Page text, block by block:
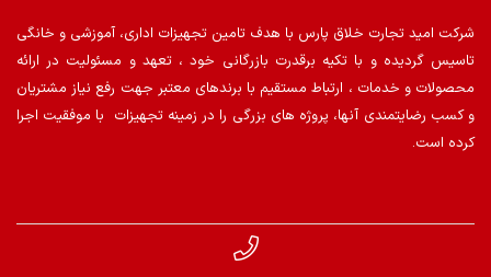
شرکت امید تجارت خلاق پارس با هدف تامین تجهیزات اداری، آموزشی و خانگی
تاسیس گردیده و با تکیه برقدرت بازرگانی خود ، تعهد و مسئولیت در ارائه
محصولات و خدمات ، ارتباط مستقیم با برندهای معتبر جهت رفع نیاز مشتریان
و کسب رضایتمندی آنها، پروژه های بزرگی را در زمینه تجهیزات با موفقیت اجرا
کرده است.